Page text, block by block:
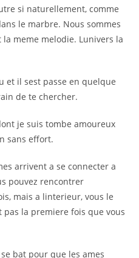
si naturellement, comme
le marbre. Nous sommes
meme melodie. Lunivers la
et il sest passe en quelque
de te chercher.
je suis tombe amoureux
sans effort.
arrivent a se connecter a
pouvez rencontrer
mais a linterieur, vous le
pas la premiere fois que vous
bat pour que les ames